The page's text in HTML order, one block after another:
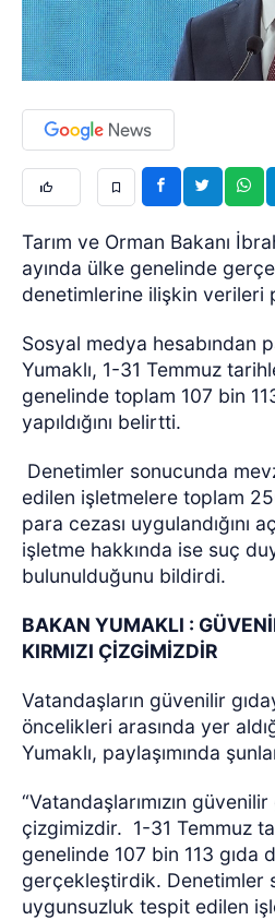
Tarım ve Orman Bakanı
ayında ülke genelinde
denetimlerine ilişkin verileri
Sosyal medya hesabından
Yumaklı, 1-31 Temmuz
genelinde toplam 107 bin
yapıldığını belirtti.
Denetimler sonucunda
edilen işletmelere toplam
para cezası uygulandığını
işletme hakkında ise suç
bulunulduğunu bildirdi.
BAKAN YUMAKLI :
KIRMIZI ÇİZGİMİZDİR
Vatandaşların güvenilir
öncelikleri arasında yer
Yumaklı, paylaşımında
“Vatandaşlarımızın güvenilir
çizgimizdir. 1-31 Temmuz
genelinde 107 bin 113 gıda
gerçekleştirdik. Denetimler
uygunsuzluk tespit edilen